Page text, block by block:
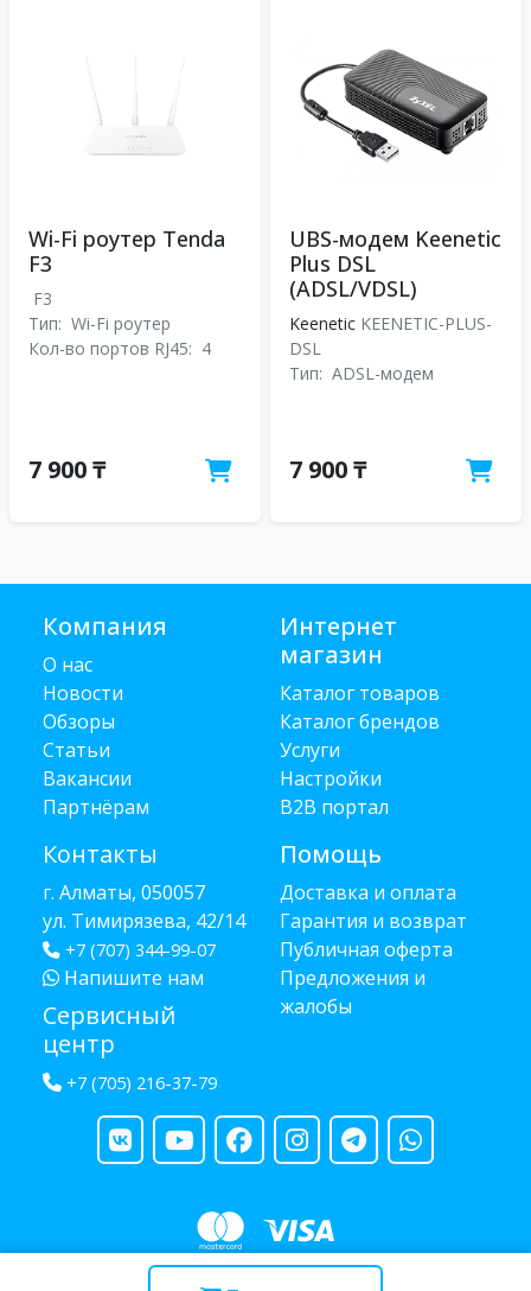
Wi-Fi роутер Tenda
F3
F3
Тип: Wi-Fi роутер
Кол-во портов RJ45: 4
7 900 ₸
UBS-модем Keenetic
Plus DSL
(ADSL/VDSL)
Keenetic KEENETIC-PLUS-
DSL
Тип: ADSL-модем
7 900 ₸
Компания
О нас
Новости
Обзоры
Статьи
Вакансии
Партнёрам
Контакты
г. Алматы, 050057
ул. Тимирязева, 42/14
+7 (707) 344-99-07
Напишите нам
Сервисный
центр
+7 (705) 216-37-79
Интернет
магазин
Каталог товаров
Каталог брендов
Услуги
Настройки
B2B портал
Помощь
Доставка и оплата
Гарантия и возврат
Публичная оферта
Предложения и
жалобы